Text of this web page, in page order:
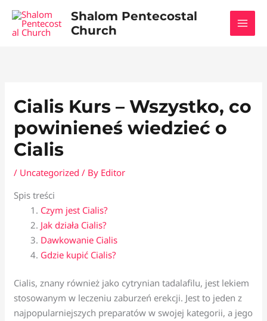
content
Shalom Pentecostal
Church
Cialis Kurs – Wszystko, co
powinieneś wiedzieć o
Cialis
/ Uncategorized / By Editor
Spis treści
Czym jest Cialis?
Jak działa Cialis?
Dawkowanie Cialis
Gdzie kupić Cialis?
Cialis, znany również jako cytrynian tadalafilu, jest lekiem
stosowanym w leczeniu zaburzeń erekcji. Jest to jeden z
najpopularniejszych preparatów w swojej kategorii, a jego